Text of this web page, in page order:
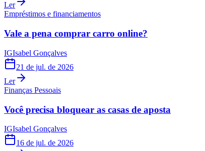
Ler
Empréstimos e financiamentos
Vale a pena comprar carro online?
IGIsabel Gonçalves
21 de jul. de 2026
Ler
Finanças Pessoais
Você precisa bloquear as casas de aposta
IGIsabel Gonçalves
16 de jul. de 2026